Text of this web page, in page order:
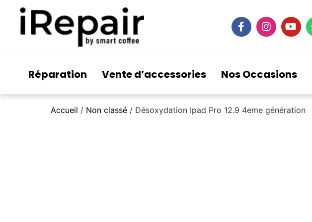
Réparation Vente d’accessories Nos Occasions
Accueil / Non classé / Désoxydation Ipad Pro 12.9 4eme génération